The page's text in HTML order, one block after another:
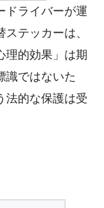
ドライバーが運
テッカーは、
理的効果」は期
識ではないた
法的な保護は受